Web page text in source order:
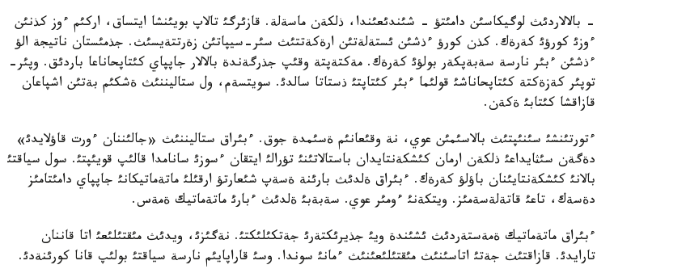
- بالالاردئث لوگيكاسئن دامئتؤ - شئندئعئندا، ذلكةن ماسةلة. قازئرگئ تالاپ بويئنشا ايتساق، اركئم ءوز كذنئن
ءوزئ كورؤئ كةرةك. كذن كورؤ ءذشئن ئستةلةتئن ارةكةتتئث سئر-سيپاتئن زةرتتةيسئث. جذمئستان ناتيجة الؤ
ءذشئن ءبئر نارسة سةبةپكةر بولؤئ كةرةك. مةكتةپتة وقئپ جذرگةندة بالالار جاپپاي كئتاپحاناعا باردئق. وپئر-
توپئر كةزةكتة كئتاپحاناشئ قولئما ءبئر كئتاپتئ ذستاتا سالدئ. سويتسةم، ول ستاليننئث ةشكئم بةتئن اشپاعان
قازاقشا كئتابئ ةكةن.
ءتورتئنشئ سئنئپتئث بالاسئمئن عوي، نة وقئعانئم ةسئمدة جوق. ءبئراق ستاليننئث «جالئننان ءورت قاؤلايدئ»
دةگةن سئثايداعئ ذلكةن ارمان كئشكةنتايدان باستالاتئنئ تؤرالئ ايتقان ءسوزئ سانامدا قالئپ قويئپتئ. سول سياقتئ
بالانئ كئشكةنتايئنان باؤلؤ كةرةك. ءبئراق ةلدئث بارئنة ةسةپ شئعارتؤ ارقئلئ ماتةماتيكانئ جاپپاي دامئتامئز
دةسةك، تاعئ قاتةلةسةمئز. ويتكةنئ ءومئر عوي. سةبةبئ ةلدئث ءبارئ ماتةماتيك ةمةس.
ءبئراق ماتةماتيك ةمةستةردئث ئشئندة ويئ جذيرئكتةرئ جةتكئلئكتئ. نةگئزئ، ويدئث مئقتئلئعئ اتا قاننان
تارايدئ. قازاقتئث جةتئ اتاسئنئث مئقتئلئعئنئث ءمانئ سوندا. وسئ قاراپايئم نارسة سياقتئ بولئپ قانا كورئنةدئ.